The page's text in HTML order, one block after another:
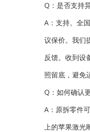
Q：是否支持
A：支持。全
议保价。我们
反馈。收到设
照留底，避免
Q：如何确认
A：原拆零件
上的苹果激光